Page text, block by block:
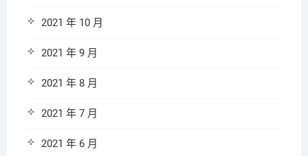
2021 年 10 月
2021 年 9 月
2021 年 8 月
2021 年 7 月
2021 年 6 月